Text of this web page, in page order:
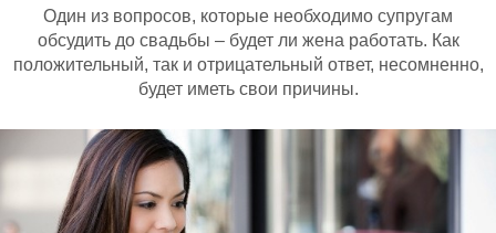
Один из вопросов, которые необходимо супругам
обсудить до свадьбы – будет ли жена работать. Как
положительный, так и отрицательный ответ, несомненно,
будет иметь свои причины.